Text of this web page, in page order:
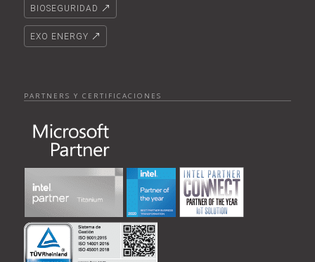
BIOSEGURIDAD
EXO ENERGY
PARTNERS Y CERTIFICACIONES